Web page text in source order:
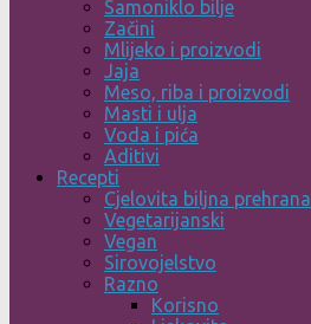
Samoniklo bilje
Začini
Mlijeko i proizvodi
Jaja
Meso, riba i proizvodi
Masti i ulja
Voda i pića
Aditivi
Recepti
Cjelovita biljna prehrana
Vegetarijanski
Vegan
Sirovojelstvo
Razno
Korisno